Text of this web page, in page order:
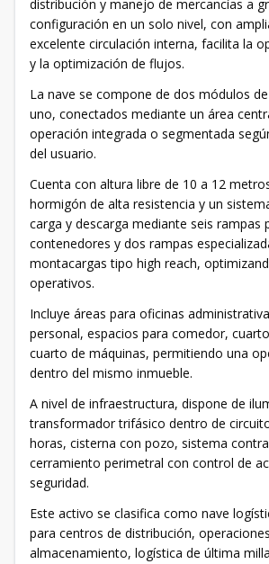
distribución y manejo de mercancías a
configuración en un solo nivel, con
excelente circulación interna, facilita la
y la optimización de flujos.
La nave se compone de dos módulos
uno, conectados mediante un área
operación integrada o segmentada
del usuario.
Cuenta con altura libre de 10 a 12
hormigón de alta resistencia y un
carga y descarga mediante seis rampas
contenedores y dos rampas
montacargas tipo high reach,
operativos.
Incluye áreas para oficinas
personal, espacios para comedor,
cuarto de máquinas, permitiendo una
dentro del mismo inmueble.
A nivel de infraestructura, dispone de
transformador trifásico dentro de
horas, cisterna con pozo, sistema
cerramiento perimetral con control de
seguridad.
Este activo se clasifica como nave
para centros de distribución,
almacenamiento, logística de última